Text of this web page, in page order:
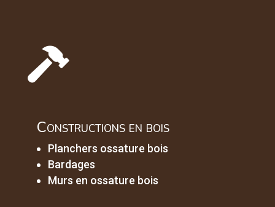

Constructions en bois
Planchers ossature bois
Bardages
Murs en ossature bois